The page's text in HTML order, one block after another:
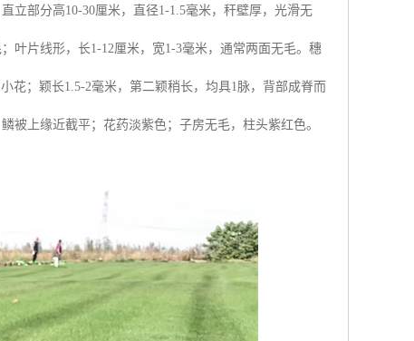
立部分高10-30厘米，直径1-1.5毫米，秆壁厚，光滑无
叶片线形，长1-12厘米，宽1-3毫米，通常两面无毛。穗
花；颖长1.5-2毫米，第二颖稍长，均具1脉，背部成脊而
被上缘近截平；花药淡紫色；子房无毛，柱头紫红色。